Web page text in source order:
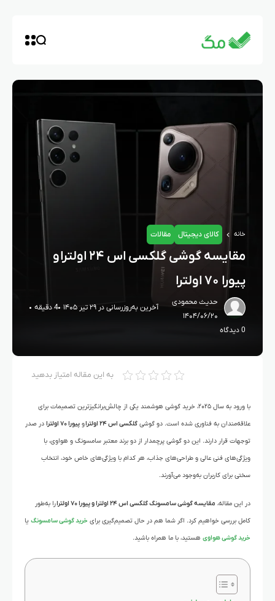
خانه کالای دیجیتال مقالات
مقایسه گوشی گلکسی اس ۲۴ اولترا و
پیورا ۷۰ اولترا
حدیث محمودی
۱۴۰۴/۰۶/۲۰
آخرین به‌روزرسانی در ۲۹ تیر ۱۴۰۵ 4 دقیقه
0 دیدگاه
به این مقاله امتیاز بدهید
با ورود به سال ۲۰۲۵، خرید گوشی هوشمند یکی از چالش‌برانگیزترین تصمیمات برای
علاقه‌مندان به فناوری شده است. دو گوشی گلکسی اس ۲۴ اولترا و پیورا ۷۰ اولترا در صدر
توجهات قرار دارند. این دو گوشی پرچمدار از دو برند معتبر سامسونگ و هواوی، با
ویژگی‌های فنی عالی و طراحی‌های جذاب، هر کدام با ویژگی‌های خاص خود، انتخاب
سختی برای کاربران به‌وجود می‌آورند.
در این مقاله، مقایسه گوشی سامسونگ گلکسی اس ۲۴ اولترا و پیورا ۷۰ اولترا را به‌طور
کامل بررسی خواهیم کرد. اگر شما هم در حال تصمیم‌گیری برای خرید گوشی سامسونگ یا
خرید گوشی هواوی هستید، با ما همراه باشید.